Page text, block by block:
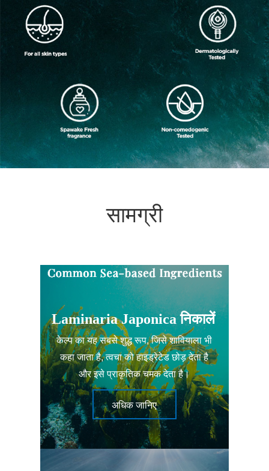
सामग्री
Laminaria Japonica निकालें
केल्प का यह सबसे शुद्ध रूप, जिसे शावियाला भी
कहा जाता है, त्वचा को हाइड्रेटेड छोड़ देता है
और इसे प्राकृतिक चमक देता है।
अधिक जानिए